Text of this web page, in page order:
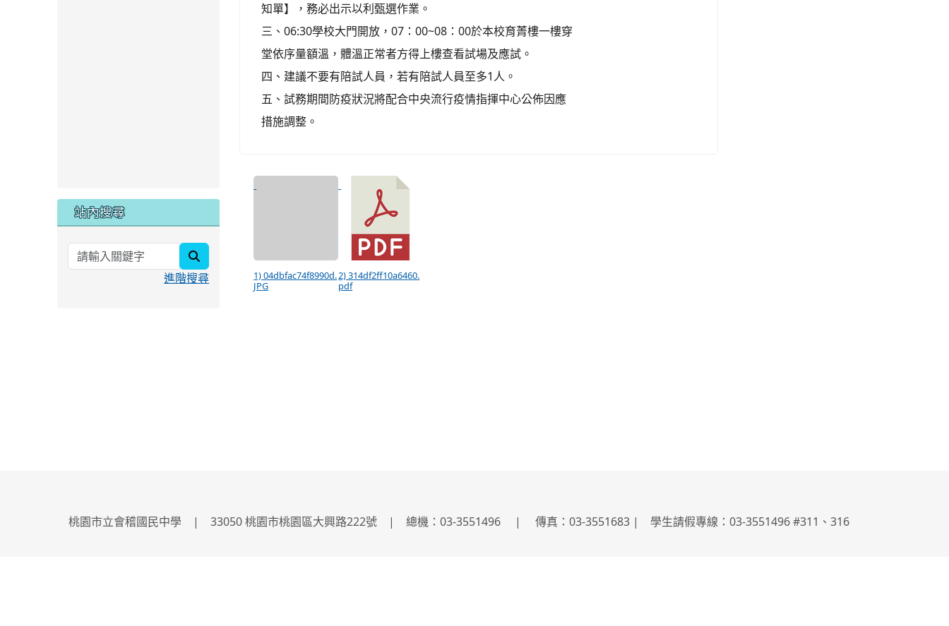
知單】，務必出示以利甄選作業。
三、06:30學校大門開放，07：00~08：00於本校育菁樓一樓穿
堂依序量額溫，體溫正常者方得上樓查看試場及應試。
四、建議不要有陪試人員，若有陪試人員至多1人。
五、試務期間防疫狀況將配合中央流行疫情指揮中心公佈因應
措施調整。
1) 04dbfac74f8990d.
JPG
2) 314df2ff10a6460.
pdf
站內搜尋
進階搜尋
桃園市立會稽國民中學 | 33050 桃園市桃園區大興路222號 | 總機：03-3551496 | 傳真：03-3551683 | 學生請假專線：03-3551496 #311、316